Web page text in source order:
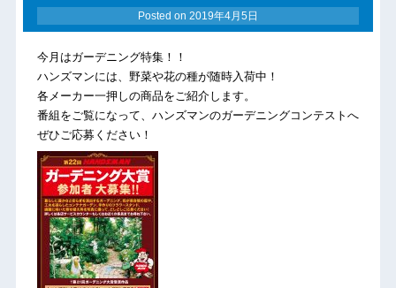
Posted on 2019年4月5日
今月はガーデニング特集！！
ハンズマンには、野菜や花の種が随時入荷中！
各メーカー一押しの商品をご紹介します。
番組をご覧になって、ハンズマンのガーデニングコンテストへ
ぜひご応募ください！